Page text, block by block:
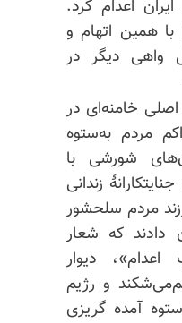
اعدام کرد.
را با همین اتهام و
واهی دیگر در
اصلی خامنه‌ای در
مردم به‌ستوه
شورشی با
زندانی
مردم سلحشور
دادند که شعار
دیوار
و رژیم
آمده گریزی